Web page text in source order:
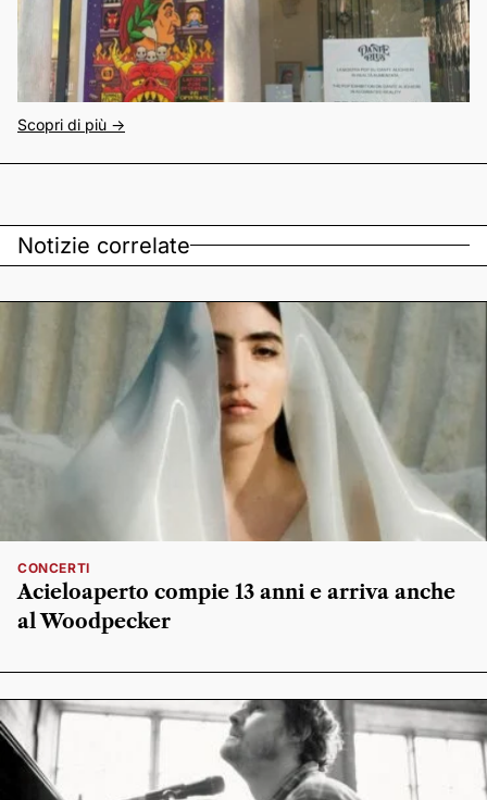
Scopri di più ->
Notizie correlate
CONCERTI
Acieloaperto compie 13 anni e arriva anche
al Woodpecker